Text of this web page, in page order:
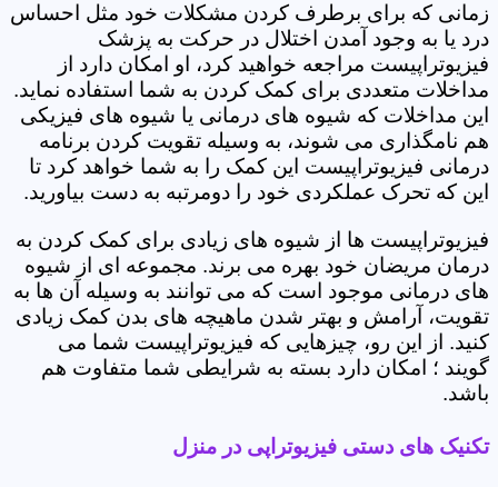
زمانی که برای برطرف کردن مشکلات خود مثل احساس
درد یا به وجود آمدن اختلال در حرکت به پزشک
فیزیوتراپیست مراجعه خواهید کرد، او امکان دارد از
مداخلات متعددی برای کمک کردن به شما استفاده نماید.
این مداخلات که شیوه های درمانی یا شیوه های فیزیکی
هم نامگذاری می شوند، به وسیله تقویت کردن برنامه
درمانی فیزیوتراپیست این کمک را به شما خواهد کرد تا
این که تحرک عملکردی خود را دومرتبه به دست بیاورید.
فیزیوتراپیست ها از شیوه های زیادی برای کمک کردن به
درمان مریضان خود بهره می برند. مجموعه ای از شیوه
های درمانی موجود است که می توانند به وسیله آن ها به
تقویت، آرامش و بهتر شدن ماهیچه های بدن کمک زیادی
کنید. از این رو، چیزهایی که فیزیوتراپیست شما می
گویند ؛ امکان دارد بسته به شرایطی شما متفاوت هم
باشد.
تکنیک های دستی فیزیوتراپی در منزل